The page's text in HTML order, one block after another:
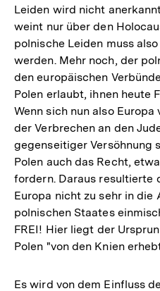
Leiden wird nicht
weint nur über den
polnische Leiden muss
werden. Mehr noch, der
den europäischen
Polen erlaubt, ihnen heute
Wenn sich nun also
der Verbrechen an den
gegenseitiger Versöhnung
Polen auch das Recht,
fordern. Daraus resultierte
Europa nicht zu sehr in die
polnischen Staates
FREI! Hier liegt der
Polen "von den Knien
Es wird von dem Einfluss